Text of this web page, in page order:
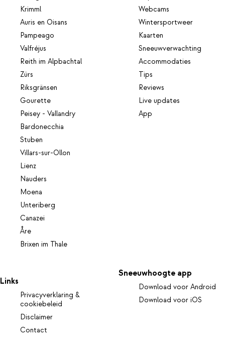
Krimml
Auris en Oisans
Pampeago
Valfréjus
Reith im Alpbachtal
Zürs
Riksgränsen
Gourette
Peisey - Vallandry
Bardonecchia
Stuben
Villars-sur-Ollon
Lienz
Nauders
Moena
Unteriberg
Canazei
Åre
Brixen im Thale
Webcams
Wintersportweer
Kaarten
Sneeuwverwachting
Accommodaties
Tips
Reviews
Live updates
App
Links
Privacyverklaring &
cookiebeleid
Disclaimer
Contact
Sneeuwhoogte app
Download voor Android
Download voor iOS